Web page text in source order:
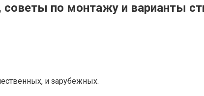
по монтажу и варианты
и зарубежных.